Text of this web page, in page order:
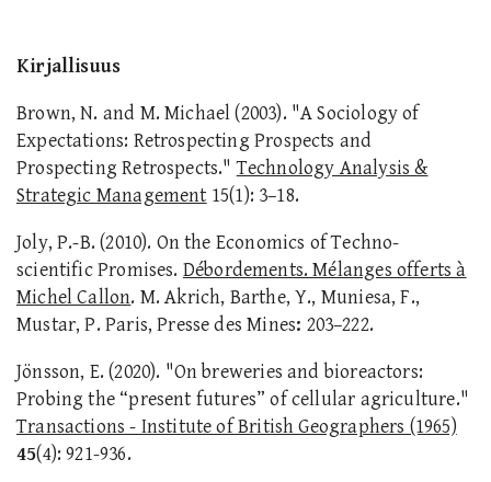
Kirjallisuus
Brown, N. and M. Michael (2003). "A Sociology of
Expectations: Retrospecting Prospects and
Prospecting Retrospects."Technology Analysis &
Strategic Management 15(1): 3–18.
Joly, P.-B. (2010). On the Economics of Techno-
scientific Promises. Débordements. Mélanges offerts à
Michel Callon. M. Akrich, Barthe, Y., Muniesa, F.,
Mustar, P. Paris, Presse des Mines: 203–222.
Jönsson, E. (2020). "On breweries and bioreactors:
Probing the “present futures” of cellular agriculture."
Transactions - Institute of British Geographers (1965)
45(4): 921-936.